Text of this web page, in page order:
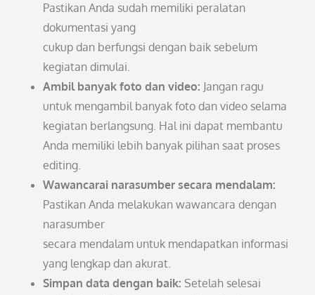
Pastikan Anda sudah memiliki peralatan
dokumentasi yang
cukup dan berfungsi dengan baik sebelum
kegiatan dimulai.
Ambil banyak foto dan video: Jangan ragu
untuk mengambil banyak foto dan video selama
kegiatan berlangsung. Hal ini dapat membantu
Anda memiliki lebih banyak pilihan saat proses
editing.
Wawancarai narasumber secara mendalam:
Pastikan Anda melakukan wawancara dengan
narasumber
secara mendalam untuk mendapatkan informasi
yang lengkap dan akurat.
Simpan data dengan baik: Setelah selesai